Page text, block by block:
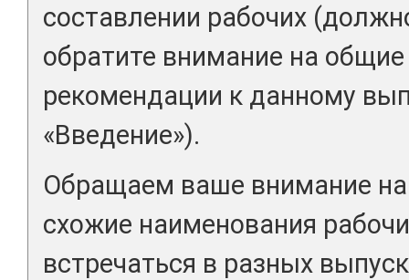
составлении рабочих
обратите внимание на
рекомендации к данному
«Введение»).
Обращаем ваше внимание на
схожие наименования
встречаться в разных